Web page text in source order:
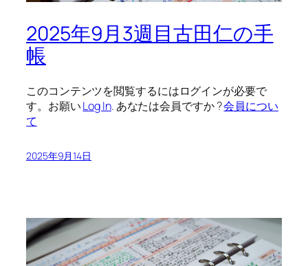
2025年9月3週目古田仁の手
帳
このコンテンツを閲覧するにはログインが必要で
す。お願いLog In. あなたは会員ですか ?会員につい
て
2025年9月14日